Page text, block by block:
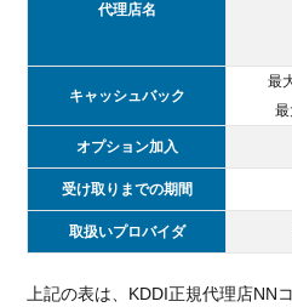
代理店名
キャッシュバック
最
最
オプション加入
受け取りまでの期間
取扱いプロバイダ
上記の表は、KDDI正規代理店NN